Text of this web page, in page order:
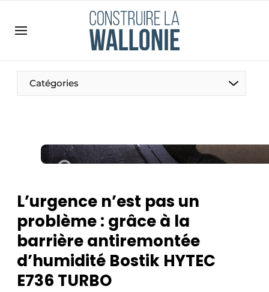
Emploi
Enregistrer une offre d’emploi
Meest gelezen
Podcasts
Privacy / Cookie statement
S’inscrire à l’événement
S’inscrire
Termes et conditions
Catégories
L’urgence n’est pas un
problème : grâce à la
barrière antiremontée
d’humidité Bostik HYTEC
E736 TURBO